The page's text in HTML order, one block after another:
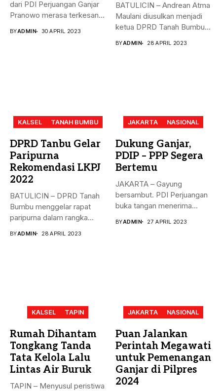
dari PDI Perjuangan Ganjar
Pranowo merasa terkesan
BYADMIN 30 APRIL 2023
BATULICIN – Andrean Atma
Maulani diusulkan menjadi
ketua DPRD Tanah Bumbu,
BYADMIN 28 APRIL 2023
KALSEL TANAH BUMBU
DPRD Tanbu Gelar
Paripurna
Rekomendasi LKPJ
2022
BATULICIN – DPRD Tanah
Bumbu menggelar rapat
paripurna dalam rangka
BYADMIN 28 APRIL 2023
JAKARTA NASIONAL
Dukung Ganjar,
PDIP – PPP Segera
Bertemu
JAKARTA – Gayung
bersambut. PDI Perjuangan
buka tangan menerima
BYADMIN 27 APRIL 2023
KALSEL TAPIN
Rumah Dihantam
Tongkang Tanda
Tata Kelola Lalu
Lintas Air Buruk
TAPIN – Menyusul peristiwa
JAKARTA NASIONAL
Puan Jalankan
Perintah Megawati
untuk Pemenangan
Ganjar di Pilpres
2024